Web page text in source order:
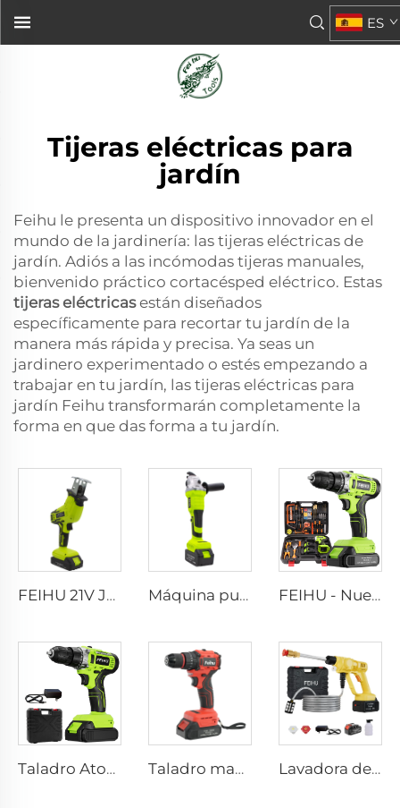
ES
Tijeras eléctricas para
jardín
Feihu le presenta un dispositivo innovador en el
mundo de la jardinería: las tijeras eléctricas de
jardín. Adiós a las incómodas tijeras manuales,
bienvenido práctico cortacésped eléctrico. Estas
tijeras eléctricasestán diseñados
específicamente para recortar tu jardín de la
manera más rápida y precisa. Ya seas un
jardinero experimentado o estés empezando a
trabajar en tu jardín, las tijeras eléctricas para
jardín Feihu transformarán completamente la
forma en que das forma a tu jardín.
FEIHU 21V Juego de Sierra Eléctrica Inalámbrica de Grado Industrial Manual de Mano Sierra de Calar para Metal 1 Batería de Litio 1 Cargador para Trabajos de Carpintería Máquina pulidora eléctrica sin escobillas de litio recargable FEIHU, máquina de corte personalizada, herramientas eléctricas, amoladora angular de mano FEIHU - Nueva Llegada Taladro Inalámbrico para Aficionados a la Carpintería, Herramienta Inalámbrica Mini con Batería de Litio 12V/21V, Taladro de 10MM sin Cable
Taladro Atornillador sin Cable Profesional 21V con Batería de Litio para Atornillador, Máquina de Taladro Pequeña para Uso en Bricolaje Taladro manual inalámbrico de 21V sin escobillas, destornilladores inalámbricos con portabrocas metálico de 10 mm Lavadora de Coche Portátil Inalámbrica de Alta Presión - Automática y Equipamiento para Lavado Intenso 20Bar - Herramienta para Coche y Jardín